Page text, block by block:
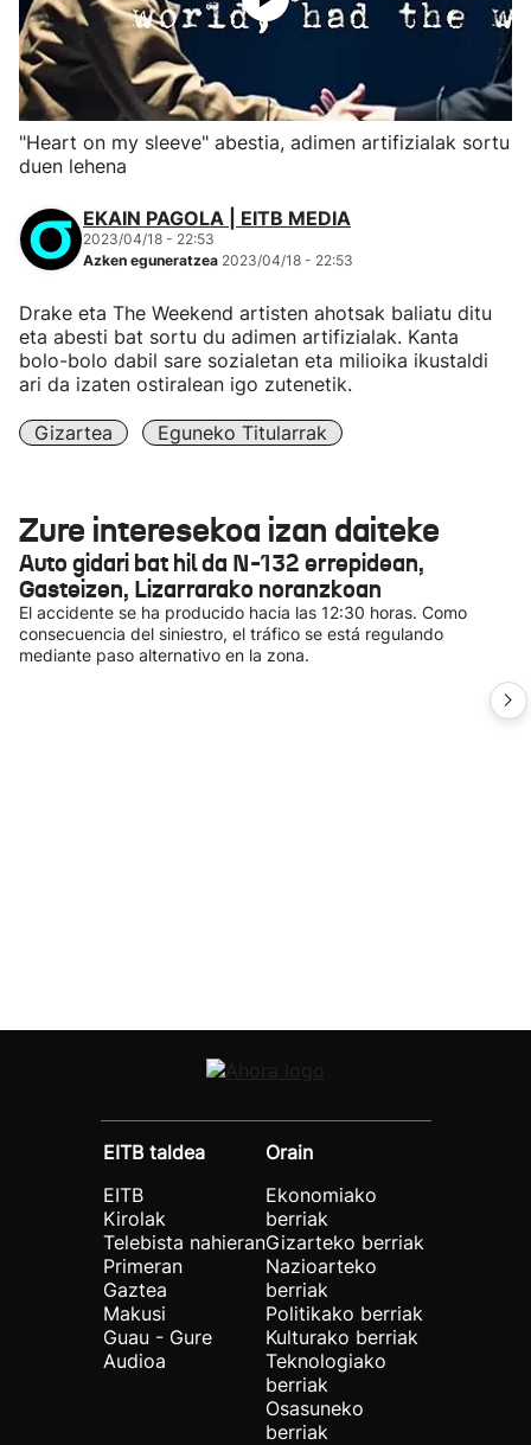
"Heart on my sleeve" abestia, adimen artifizialak sortu
duen lehena
EKAIN PAGOLA | EITB MEDIA
2023/04/18 - 22:53
Azken eguneratzea 2023/04/18 - 22:53
Drake eta The Weekend artisten ahotsak baliatu ditu
eta abesti bat sortu du adimen artifizialak. Kanta
bolo-bolo dabil sare sozialetan eta milioika ikustaldi
ari da izaten ostiralean igo zutenetik.
Gizartea Eguneko Titularrak
Zure interesekoa izan daiteke
Auto gidari bat hil da N-132 errepidean,
Gasteizen, Lizarrarako noranzkoan
El accidente se ha producido hacia las 12:30 horas. Como
consecuencia del siniestro, el tráfico se está regulando
mediante paso alternativo en la zona.
EITB taldea
EITB
Kirolak
Telebista nahieran
Primeran
Gaztea
Makusi
Guau - Gure
Audioa
Orain
Ekonomiako
berriak
Gizarteko berriak
Nazioarteko
berriak
Politikako berriak
Kulturako berriak
Teknologiako
berriak
Osasuneko
berriak